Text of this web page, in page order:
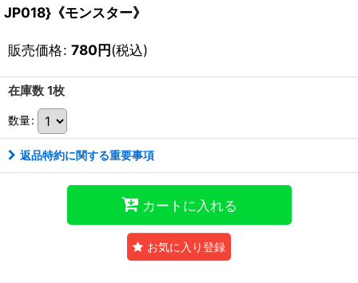
JP018}《モンスター》
販売価格: 780円(税込)
在庫数 1枚
数量:
返品特約に関する重要事項
カートに入れる
お気に入り登録